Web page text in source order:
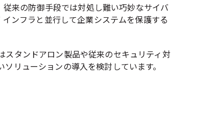
来の防御手段では対処し難い巧妙なサイバ
ンフラと並行して企業システムを保護する
タンドアロン製品や従来のセキュリティ対
リューションの導入を検討しています。